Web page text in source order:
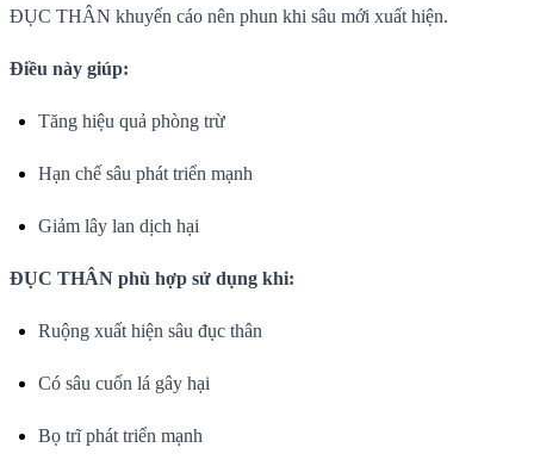
ĐỤC THÂN khuyến cáo nên phun khi sâu mới xuất hiện.
Điều này giúp:
Tăng hiệu quả phòng trừ
Hạn chế sâu phát triển mạnh
Giảm lây lan dịch hại
ĐỤC THÂN phù hợp sử dụng khi:
Ruộng xuất hiện sâu đục thân
Có sâu cuốn lá gây hại
Bọ trĩ phát triển mạnh